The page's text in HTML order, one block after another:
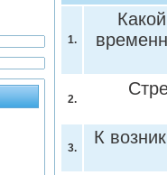
1.
2.
3.
К